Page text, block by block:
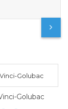
Prodajem